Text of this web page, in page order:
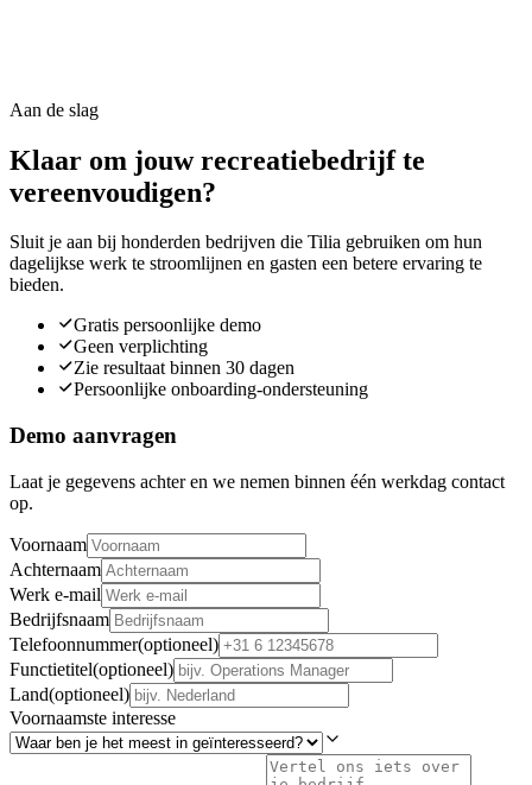
Aan de slag
Klaar om jouw recreatiebedrijf te
vereenvoudigen?
Sluit je aan bij honderden bedrijven die Tilia gebruiken om hun
dagelijkse werk te stroomlijnen en gasten een betere ervaring te
bieden.
Gratis persoonlijke demo
Geen verplichting
Zie resultaat binnen 30 dagen
Persoonlijke onboarding-ondersteuning
Demo aanvragen
Laat je gegevens achter en we nemen binnen één werkdag contact
op.
Voornaam
Achternaam
Werk e-mail
Bedrijfsnaam
Telefoonnummer(optioneel)
Functietitel(optioneel)
Land(optioneel)
Voornaamste interesse